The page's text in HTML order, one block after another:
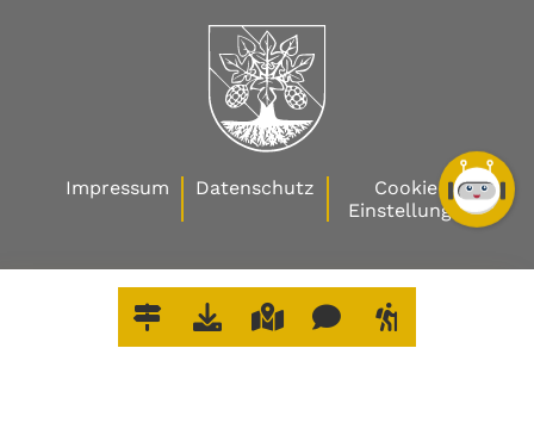
Impressum Datenschutz
Cookie-
Einstellungen